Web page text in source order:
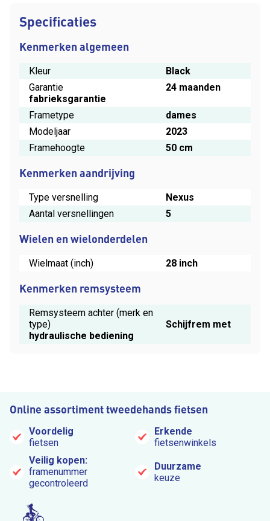
Specificaties
Kenmerken algemeen
Kleur
Black
Garantie
24 maanden
fabrieksgarantie
Frametype
dames
Modeljaar
2023
Framehoogte
50 cm
Kenmerken aandrijving
Type versnelling
Nexus
Aantal versnellingen
5
Wielen en wielonderdelen
Wielmaat (inch) 28 inch
Kenmerken remsysteem
Remsysteem achter (merk en
type)
Schijfrem met
hydraulische bediening
Online assortiment tweedehands fietsen
Voordelig
fietsen
Erkende
fietsenwinkels
Veilig kopen:
framenummer
gecontroleerd
Duurzame
keuze